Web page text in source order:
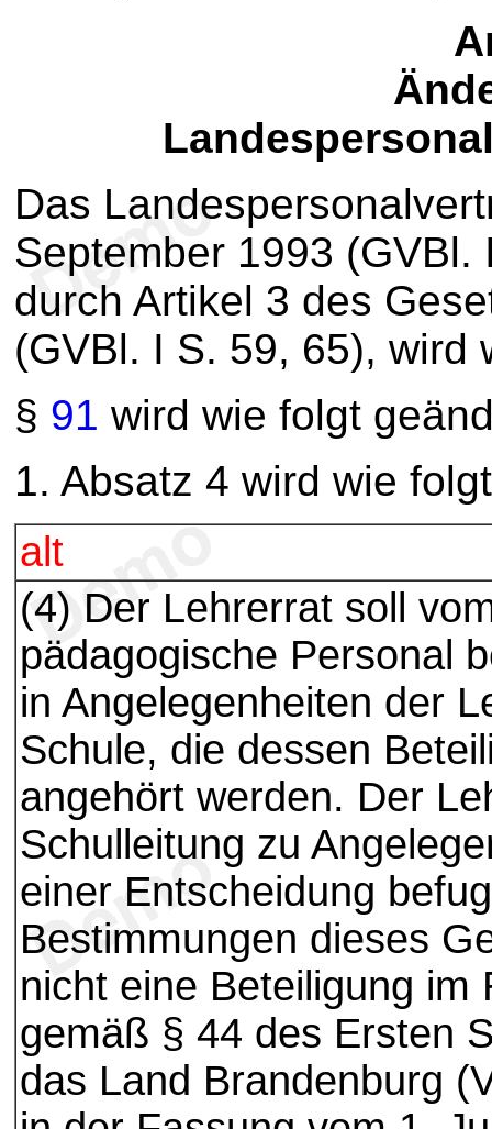
Das
September 1993
durch Artikel 3 des
(GVBl. I S. 59, 65), wird
§ 91 wird wie folgt
1. Absatz 4 wird wie
alt
(4) Der Lehrerrat soll
pädagogische Personal
in Angelegenheiten der
Schule, die dessen
angehört werden. Der
Schulleitung zu
einer Entscheidung
Bestimmungen dieses
nicht eine Beteiligung im
gemäß § 44 des Ersten
das Land Brandenburg